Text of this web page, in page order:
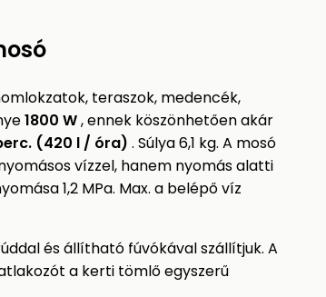
teraszok, medencék,
1800 W, ennek köszönhetően akár
(420 l / óra) . Súlya 6,1 kg. A mosó
vízzel, hanem nyomás alatti
1,2 MPa. Max. a belépő víz
és állítható fúvókával szállítjuk. A
a kerti tömlő egyszerű